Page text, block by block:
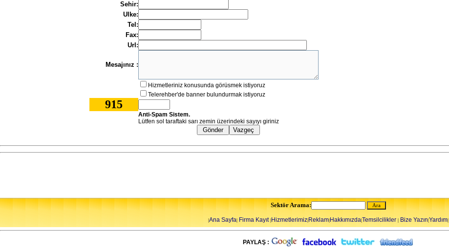
Sehir:
Ulke:
Tel:
Fax:
Url:
Mesajınız :
Hizmetleriniz konusunda görüsmek istiyoruz
Telerehber'de banner bulundurmak istiyoruz
915
Anti-Spam Sistem.
Lütfen sol taraftaki sarı zemin üzerindeki sayıyı giriniz
Sektör Arama:
|Ana Sayfa| Firma Kayıt|Hizmetlerimiz|Reklam|Hakkımızda|Temsilcilikler | Bize Yazın|Yardım|
PAYLAŞ :